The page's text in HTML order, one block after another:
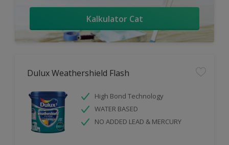
Kalkulator Cat
Dulux Weathershield Flash
High Bond Technology
WATER BASED
NO ADDED LEAD & MERCURY